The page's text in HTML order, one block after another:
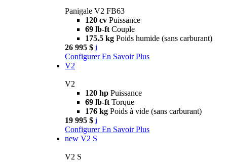
Panigale V2 FB63
120 cv Puissance
69 lb-ft Couple
175.5 kg Poids humide (sans carburant)
26 995 $ i
Configurer En Savoir Plus
V2
V2
120 hp Puissance
69 lb-ft Torque
176 kg Poids à vide (sans carburant)
19 995 $ i
Configurer En Savoir Plus
new V2 S
V2 S